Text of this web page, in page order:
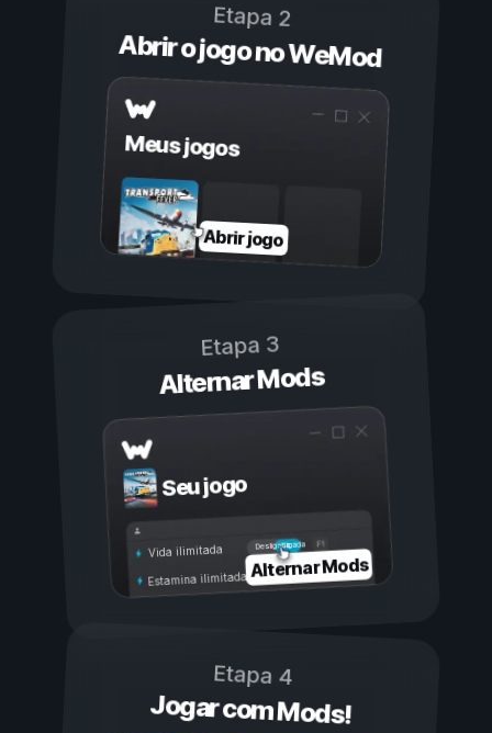
Etapa 2
Abrir o jogo no WeMod
Meus jogos
Abrir jogo
Etapa 3
Alternar Mods
Seu jogo
Ligada
Desligada
Vida ilimitada
Estamina ilimitadaAlternar Mods
Etapa 4
Jogar com Mods!